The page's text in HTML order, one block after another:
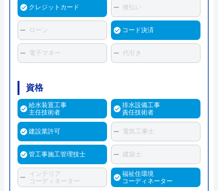
クレジットカード 後払い
ローン コード決済
電子マネー 代引き
資格
給水装置工事
主任技術者
排水設備工事
責任技術者
建設業許可 電気工事士
管工事施工管理技士 建築士
インテリア
コーディネーター
福祉住環境
コーディネーター